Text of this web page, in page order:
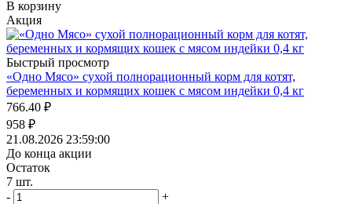
В корзину
Акция
Быстрый просмотр
«Одно Мясо» сухой полнорационный корм для котят,
беременных и кормящих кошек с мясом индейки 0,4 кг
766.40 ₽
958 ₽
21.08.2026 23:59:00
До конца акции
Остаток
7 шт.
-
+